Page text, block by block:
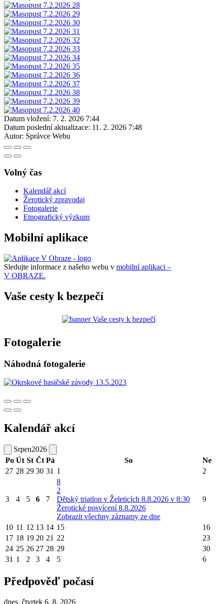
Datum vložení: 7. 2. 2026 7:44
Datum poslední aktualizace: 11. 2. 2026 7:48
Autor: Správce Webu
Volný čas
Kalendář akcí
Žerotický zpravodaj
Fotogalerie
Etnografický výzkum
Mobilní aplikace
Sledujte informace z našeho webu v mobilní aplikaci –
V OBRAZE.
Vaše cesty k bezpečí
Fotogalerie
Náhodná fotogalerie
Kalendář akcí
Srpen2026
Po Út St Čt Pá So
Ne
27 28 29 30 31 1 2
3 4 5 6 7
8
2
Dětský triatlon v Želeticích 8.8.2026 v 8:30
Žerotické posvícení 8.8.2026
Zobrazit všechny záznamy ze dne
9
10 11 12 13 14 15
16
17 18 19 20 21 22
23
24 25 26 27 28 29
30
31 1 2 3 4 5 6
Předpověď počasí
dnes, čtvrtek 6. 8. 2026